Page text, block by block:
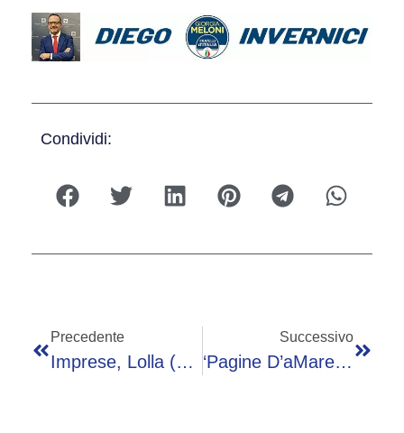
Condividi:
Precedente
Imprese, Lolla (Banca Mediolanum): “Presenti Per Essere Vicini A Pmi”
Successivo
‘Pagine D’aMare’, A Pisa La Cerimonia Di Premiazione